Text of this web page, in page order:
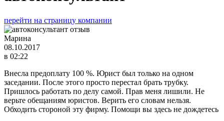
перейти на страницу компании
Марина
08.10.2017
в 02:22
Внесла предоплату 100 %. Юрист был только на одном
заседании. После этого просто перестал брать трубку.
Пришлось работать по делу самой. Прав меня лишили. Не
верьте обещаниям юристов. Верить его словам нельзя.
Обходить стороной эту фирму. Помощи вы здесь не дождетесь